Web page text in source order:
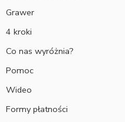
Grawer
4 kroki
Co nas wyróżnia?
Pomoc
Wideo
Formy płatności